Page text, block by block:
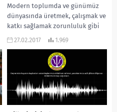
Modern toplumda ve günümüz
dünyasında üretmek, çalışmak ve
katkı sağlamak zorunluluk gibi
gösterilmekle birlikte mutsuz
27.02.2017 1.969